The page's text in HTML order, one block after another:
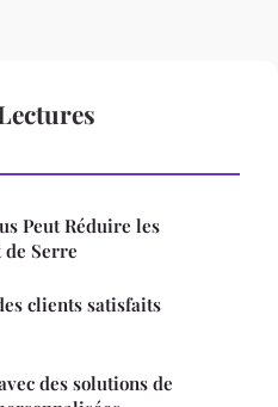
Peut Réduire les
de Serre
clients satisfaits
des solutions de